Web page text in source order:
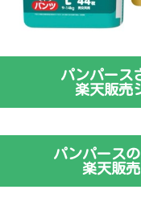
パンパース
楽天販売
パンパース
楽天販